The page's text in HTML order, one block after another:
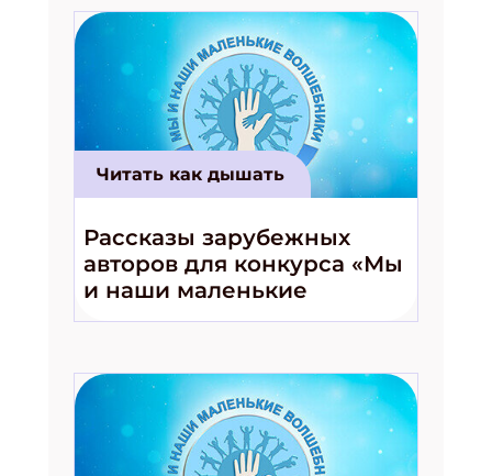
Читать как дышать
Рассказы зарубежных
авторов для конкурса «Мы
и наши маленькие
волшебники!»